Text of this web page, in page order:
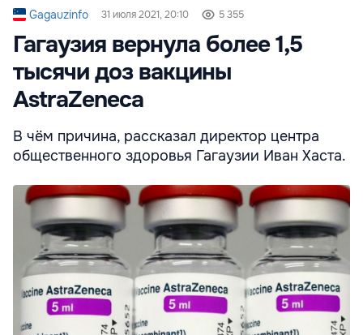
Gagauzinfo 31 июля 2021, 20:10 5 355
Гагаузия вернула более 1,5
тысячи доз вакцины
AstraZeneca
В чём причина, рассказал директор центра
общественного здоровья Гагаузии Иван Хаста.